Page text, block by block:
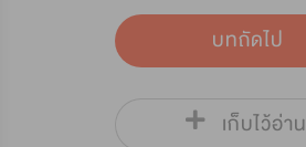
บทถัดไป
เก็บไว้อ่าน